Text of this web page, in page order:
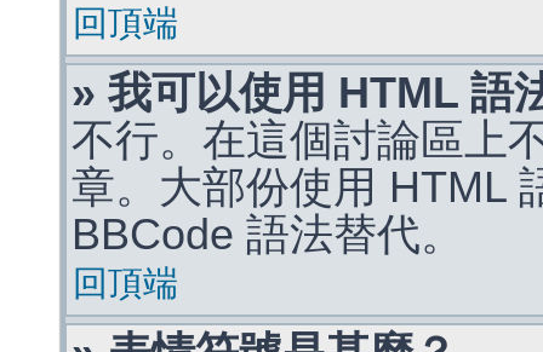
回頂端
» 我可以使用 HTML 語
不行。在這個討論區上
章。大部份使用 HTML
BBCode 語法替代。
回頂端